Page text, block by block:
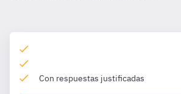
Con respuestas justificadas